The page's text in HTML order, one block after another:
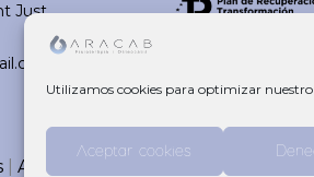
Utilizamos cookies para optimizar
Aceptar cookies
Just
Aviso Legal